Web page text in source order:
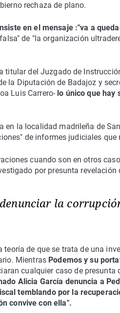
rechaza de plano.
en el mensaje :"va a
de "la organización
titular del Juzgado de
la Diputación de Badajoz y
Luis Carrero- lo único que hay
en la localidad madrileña de
de informes judiciales que
cuando son en otros
por presunta revelación
la
de que se trata de una
MientrasPodemos y su
cualquier caso de presunta
Alicia García denuncia a
temblando por la
convive con ella".